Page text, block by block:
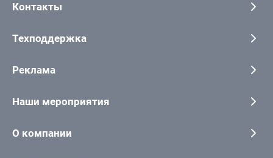
Контакты
Техподдержка
Реклама
Наши мероприятия
О компании